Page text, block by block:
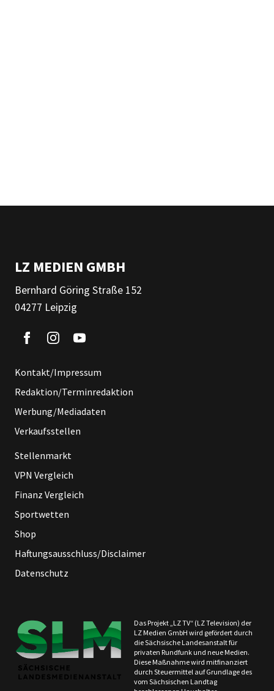
LZ MEDIEN GMBH
Bernhard Göring Straße 152
04277 Leipzig
Kontakt/Impressum
Redaktion/Terminredaktion
Werbung/Mediadaten
Verkaufsstellen
Stellenmarkt
VPN Vergleich
Finanz Vergleich
Sportwetten
Shop
Haftungsausschluss/Disclaimer
Datenschutz
Das Projekt „LZ TV“ (LZ Television) der
LZ Medien GmbH wird gefördert durch
die Sächsische Landesanstalt für
privaten Rundfunk und neue Medien.
Diese Maßnahme wird mitfinanziert
durch Steuermittel auf Grundlage des
vom Sächsischen Landtag